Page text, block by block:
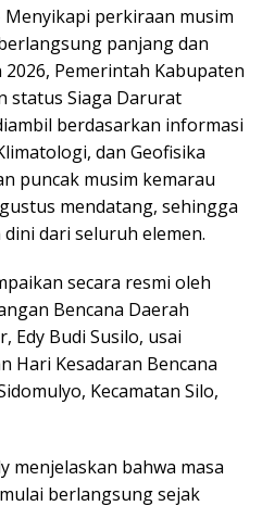
Menyikapi perkiraan musim
panjang dan
Pemerintah Kabupaten
status Siaga Darurat
berdasarkan informasi
dan Geofisika
puncak musim kemarau
mendatang, sehingga
dari seluruh elemen.
secara resmi oleh
Bencana Daerah
Edy Budi Susilo, usai
Hari Kesadaran Bencana
Kecamatan Silo,
menjelaskan bahwa masa
berlangsung sejak